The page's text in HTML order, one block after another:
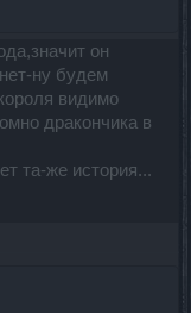
он
ну будем
видимо
дракончика в
та-же история...